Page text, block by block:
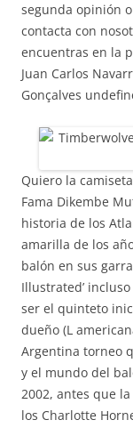
segunda opinión
contacta con
encuentras en la
Juan Carlos
Gonçalves
Quiero la
Fama Dikembe
historia de los
amarilla de los
balón en sus
Illustrated’
ser el quinteto
dueño (L
Argentina torneo
y el mundo del
2002, antes que
los Charlotte